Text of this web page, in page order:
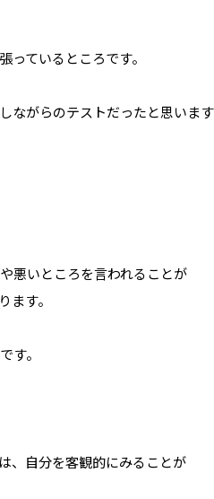
ているところです。
ながらのテストだったと思いま
悪いところを言われることが
す。
す。
、自分を客観的にみることが